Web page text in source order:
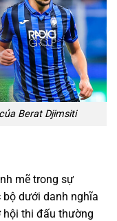
Berat Djimsiti
mẽ trong sự
dưới danh nghĩa
hội thi đấu thường